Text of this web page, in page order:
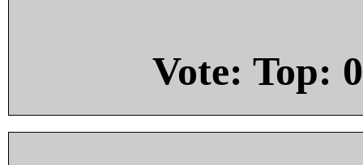
Vote: Top: 0